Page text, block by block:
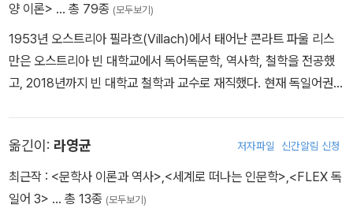
양 이론> … 총 79종 (모두보기)
1953년 오스트리아 필라흐(Villach)에서 태어난 콘라트 파울 리스
만은 오스트리아 빈 대학교에서 독어독문학, 역사학, 철학을 전공했
고, 2018년까지 빈 대학교 철학과 교수로 재직했다. 현재 독일어권에
en und Handeln)’에 이바지한 공을 인정받아 오스트리아 출판협회
가 수여하는 공로상을 수여한 바 있다. 은퇴 후 그는 지금도 철학자,
에세이스트, 문화저술가로 대중매체와 출판계에서 활발하게 활동하
옮긴이: 라영균 저자파일 신간알림 신청
최근작 : <문학사 이론과 역사>,<세계로 떠나는 인문학>,<FLEX 독
일어 3> … 총 13종 (모두보기)